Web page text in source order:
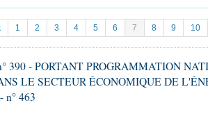
référence
de l'Assemblée ... )
d'accès
droit
1 2 3 4 5 6 7 8 9 10
390 - PORTANT PROGRAMMATION
LE SECTEUR ÉCONOMIQUE DE
n° 463